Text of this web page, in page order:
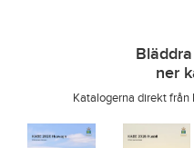
ner
Katalogerna direkt från